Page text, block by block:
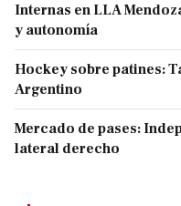
Internas en LLA
y autonomía
Hockey sobre patines:
Argentino
Mercado de pases:
lateral derecho